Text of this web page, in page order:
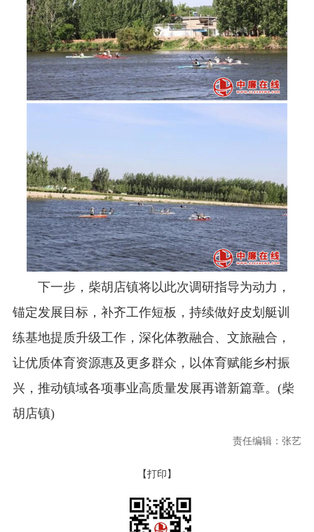
下一步，柴胡店镇将以此次调研指导为动力，
锚定发展目标，补齐工作短板，持续做好皮划艇训
练基地提质升级工作，深化体教融合、文旅融合，
让优质体育资源惠及更多群众，以体育赋能乡村振
兴，推动镇域各项事业高质量发展再谱新篇章。(柴
胡店镇)
责任编辑：张艺
【打印】